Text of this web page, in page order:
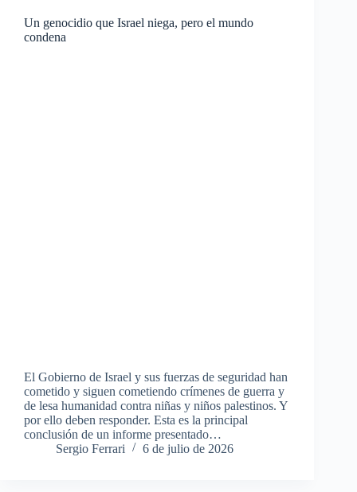
Un genocidio que Israel niega, pero el mundo
condena
El Gobierno de Israel y sus fuerzas de seguridad han
cometido y siguen cometiendo crímenes de guerra y
de lesa humanidad contra niñas y niños palestinos. Y
por ello deben responder. Esta es la principal
conclusión de un informe presentado…
Sergio Ferrari
6 de julio de 2026